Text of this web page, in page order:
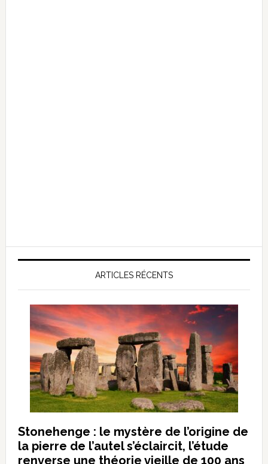
ARTICLES RÉCENTS
Stonehenge : le mystère de l’origine de
la pierre de l’autel s’éclaircit, l’étude
renverse une théorie vieille de 100 ans